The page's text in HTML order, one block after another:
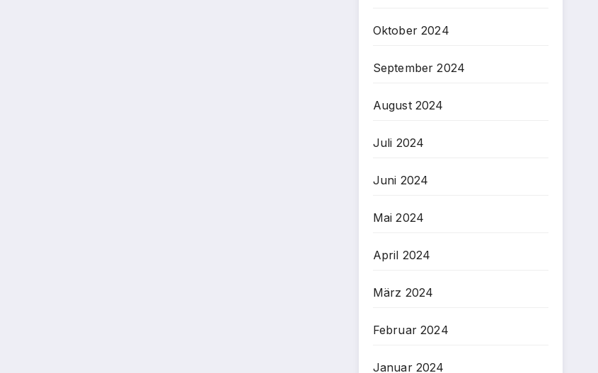
Oktober 2024
September 2024
August 2024
Juli 2024
Juni 2024
Mai 2024
April 2024
März 2024
Februar 2024
Januar 2024